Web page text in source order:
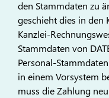
den Stammdaten zu
geschieht dies in den
Kanzlei-
Stammdaten von
Personal-
in einem Vorsystem
muss die Zahlung